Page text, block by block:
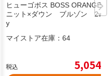
ヒューゴボス BOSS ORANGE
ニット×ダウン ブルゾン 2wa
y
マイストア在庫： 64
税込 5,054